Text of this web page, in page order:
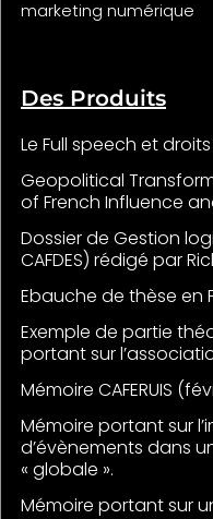
marketing numérique
Des Produits
Le Full speech et
Geopolitical
of French Influence
Dossier de Gestion
CAFDES) rédigé par
Ebauche de thèse en
Exemple de partie
portant sur
Mémoire CAFERUIS
Mémoire portant sur
d’évènements dans
« globale ».
Mémoire portant sur